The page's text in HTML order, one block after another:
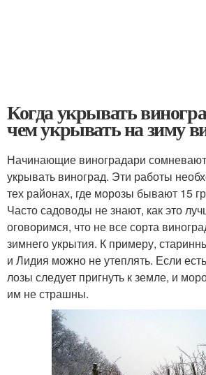
Когда укрывать
чем укрывать на зиму
Начинающие виноградари
укрывать виноград. Эти работы
тех районах, где морозы бывают 15
Часто садоводы не знают, как это
оговоримся, что не все сорта
зимнего укрытия. К примеру,
и Лидия можно не утеплять. Если
лозы следует пригнуть к земле, и
им не страшны.